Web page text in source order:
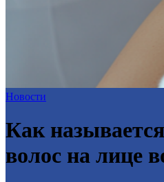
Новости
Как
волос на лице